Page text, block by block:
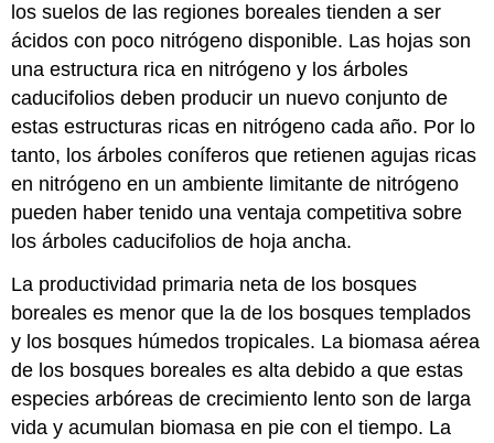
los suelos de las regiones boreales tienden a ser
ácidos con poco nitrógeno disponible. Las hojas son
una estructura rica en nitrógeno y los árboles
caducifolios deben producir un nuevo conjunto de
estas estructuras ricas en nitrógeno cada año. Por lo
tanto, los árboles coníferos que retienen agujas ricas
en nitrógeno en un ambiente limitante de nitrógeno
pueden haber tenido una ventaja competitiva sobre
los árboles caducifolios de hoja ancha.
La productividad primaria neta de los bosques
boreales es menor que la de los bosques templados
y los bosques húmedos tropicales. La biomasa aérea
de los bosques boreales es alta debido a que estas
especies arbóreas de crecimiento lento son de larga
vida y acumulan biomasa en pie con el tiempo. La